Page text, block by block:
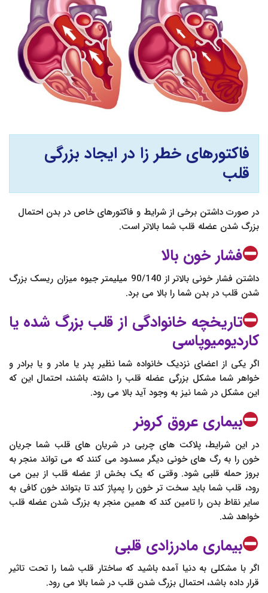
فاکتورهای خطر زا در ایجاد بزرگی
قلب
در صورت داشتن برخی از شرایط و فاکتورهای خاص در بدن احتمال
بزرگ شدن عضله قلب شما بالاتر است.
فشار خون بالا
داشتن فشار خونی بالاتر از 90/140 میلیمتر جیوه میزان ریسک بزرگ
شدن قلب در بدن شما را بالا می برد.
تاریخچه خانوادگی از قلب بزرگ شده یا
کاردیومیوپاسی
اگر یکی از اعضای نزدیک خانواده شما نظیر پدر یا مادر و یا برادر و
خواهر شما مشکل بزرگی عضله قلب را داشته باشند، احتمال این که
این مشکل در شما نیز به وجود آید بالا می رود.
بیماری عروق کرونر
در این شرایط، پلاکت های چربی در شریان های قلب شما جریان
خون را به رگ های خونی دیگر مسدود می کنند که می تواند منجر به
بروز حمله قلبی شود. وقتی که یک بخش از عضله قلب از بین می
رود، قلب شما باید سخت تر خون را پمپاژ کند تا بتواند خون کافی به
سایر نقاط بدن را تامین کند که همین منجر به بزرگ شدن عضله قلب
خواهد شد.
بیماری مادرزادی قلبی
اگر با مشکلی به دنیا آمده باشید که ساختار قلب شما را تحت تاثیر
قرار داده باشد، احتمال بزرگ شدن قلب در شما بالا می رود.